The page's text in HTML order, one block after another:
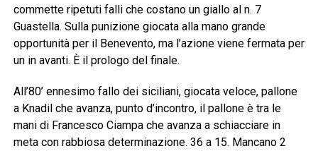
commette ripetuti falli che costano un giallo al n. 7
Guastella. Sulla punizione giocata alla mano grande
opportunità per il Benevento, ma l’azione viene fermata per
un in avanti. È il prologo del finale.
All’80’ ennesimo fallo dei siciliani, giocata veloce, pallone
a Knadil che avanza, punto d’incontro, il pallone è tra le
mani di Francesco Ciampa che avanza a schiacciare in
meta con rabbiosa determinazione. 36 a 15. Mancano 2